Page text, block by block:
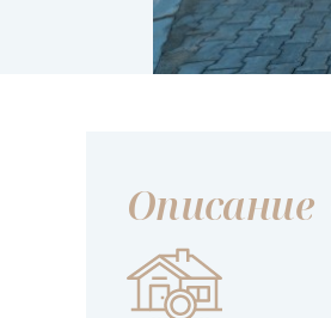
Описание